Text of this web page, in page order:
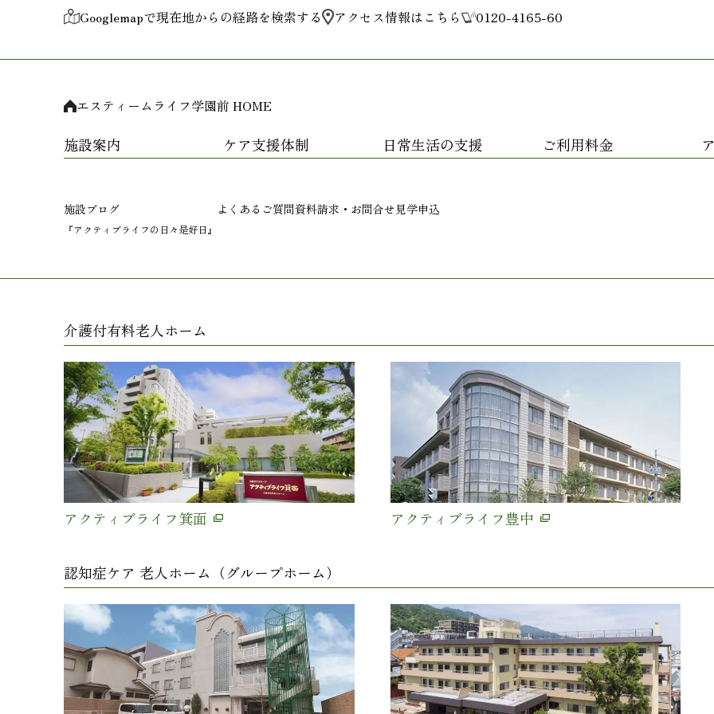
Googlemapで現在地からの経路を検索する アクセス情報はこちら 0120-4165-60
エスティームライフ学園前 HOME
施設案内 ケア支援体制 日常生活の支援 ご利用料金
施設ブログ
『アクティブライフの日々是好日』
よくあるご質問資料請求・お問合せ見学申込
介護付有料老人ホーム
アクティブライフ箕面 アクティブライフ豊中
認知症ケア 老人ホーム（グループホーム）